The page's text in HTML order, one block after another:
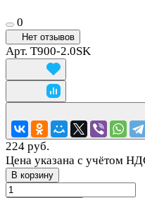
0
Нет отзывов
Арт. T900-2.0SK
224 руб.
Цена указана с учётом
В корзину